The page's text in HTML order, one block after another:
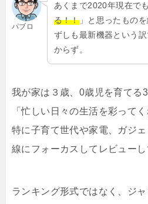
パブロ
あくまで2020年現在で
る！！」と思ったもの
ずしも最新機器という
からず。
我が家は３歳、0歳児を育てる
「忙しい日々の生活を彩って
特に子育て世代や家電、ガジ
線にフォーカスしてレビューし
ランキング形式ではなく、ジ